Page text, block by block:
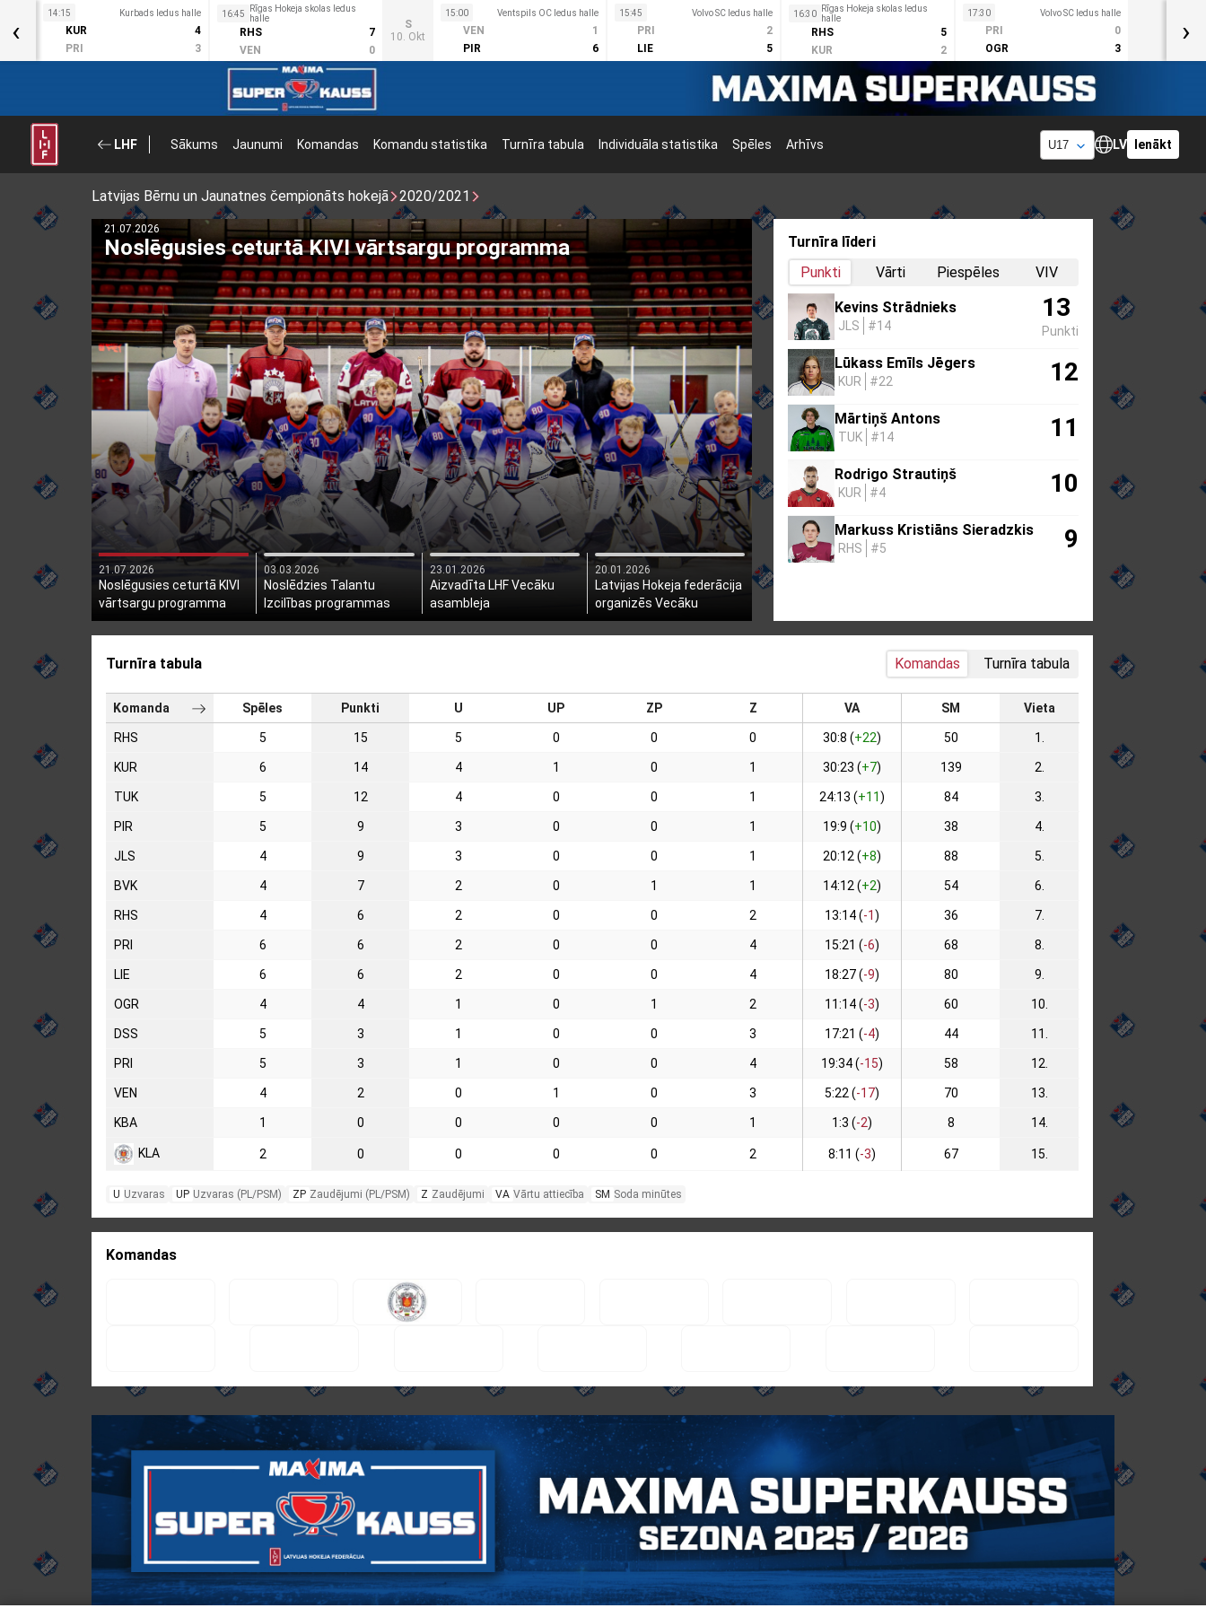
14:15 Kurbads ledus halle
KUR
4
PRI
3
16:45
Rīgas Hokeja skolas ledus
halle
RHS
7
VEN
0
S
10. Okt
15:00 Ventspils OC ledus halle
VEN
1
PIR
6
15:45 Volvo SC ledus halle
PRI
2
LIE
5
16:30
Rīgas Hokeja skolas ledus
halle
RHS
5
KUR
2
17:30 Volvo SC ledus halle
PRI
0
OGR
3
‹ ›
LHF Sākums Jaunumi Komandas Komandu statistika Turnīra tabula Individuāla statistika Spēles Arhīvs LV Ienākt
Latvijas Bērnu un Jaunatnes čempionāts hokejā 2020/2021
03.03.2026
Noslēdzies Talantu Izcilības programmas otrais posms
21.07.2026
Noslēgusies ceturtā KIVI
vārtsargu programma
03.03.2026
Noslēdzies Talantu
Izcilības programmas
otrais posms
23.01.2026
Aizvadīta LHF Vecāku
asambleja
20.01.2026
Latvijas Hokeja federācija
organizēs Vecāku
asambleju
Turnīra līderi
Punkti
Vārti Piespēles VIV
Kevins Strādnieks
JLS #14
13
Punkti
Lūkass Emīls Jēgers
KUR #22 12
Mārtiņš Antons
TUK #14 11
Rodrigo Strautiņš
KUR #4 10
Markuss Kristiāns Sieradzkis
RHS #5 9
Turnīra tabula Komandas Turnīra tabula
Komanda Spēles Punkti U UP ZP Z VA SM Vieta
RHS 5 15 5 0 0 0 30:8 (+22) 50 1.
KUR 6 14 4 1 0 1 30:23 (+7) 139 2.
TUK 5 12 4 0 0 1 24:13 (+11) 84 3.
PIR 5 9 3 0 0 1 19:9 (+10) 38 4.
JLS 4 9 3 0 0 1 20:12 (+8) 88 5.
BVK 4 7 2 0 1 1 14:12 (+2) 54 6.
RHS 4 6 2 0 0 2 13:14 (-1) 36 7.
PRI 6 6 2 0 0 4 15:21 (-6) 68 8.
LIE 6 6 2 0 0 4 18:27 (-9) 80 9.
OGR 4 4 1 0 1 2 11:14 (-3) 60 10.
DSS 5 3 1 0 0 3 17:21 (-4) 44 11.
PRI 5 3 1 0 0 4 19:34 (-15) 58 12.
VEN 4 2 0 1 0 3 5:22 (-17) 70 13.
KBA 1 0 0 0 0 1 1:3 (-2) 8 14.
KLA 2 0 0 0 0 2 8:11 (-3) 67 15.
U Uzvaras UP Uzvaras (PL/PSM) ZP Zaudējumi (PL/PSM) Z Zaudējumi VA Vārtu attiecība SM Soda minūtes
Komandas